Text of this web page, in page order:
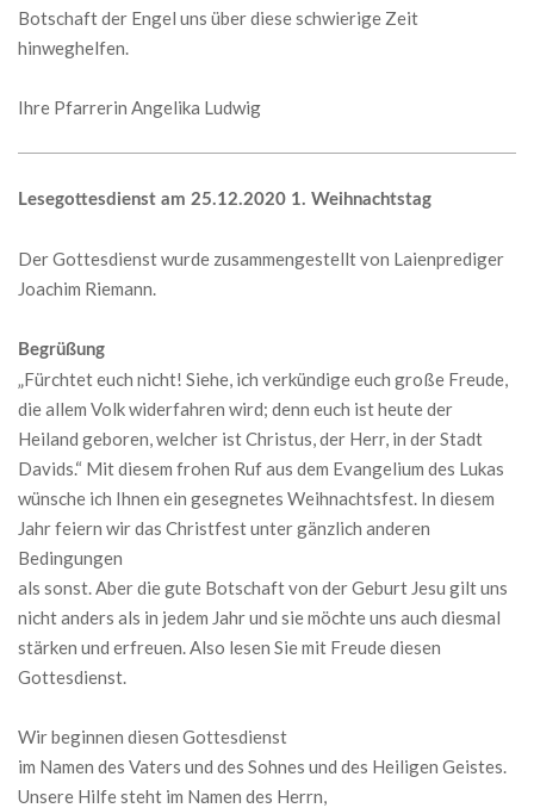
Botschaft der Engel uns über diese schwierige Zeit
hinweghelfen.
Ihre Pfarrerin Angelika Ludwig
Lesegottesdienst am 25.12.2020 1. Weihnachtstag
Der Gottesdienst wurde zusammengestellt von Laienprediger
Joachim Riemann.
Begrüßung
„Fürchtet euch nicht! Siehe, ich verkündige euch große Freude,
die allem Volk widerfahren wird; denn euch ist heute der
Heiland geboren, welcher ist Christus, der Herr, in der Stadt
Davids.“ Mit diesem frohen Ruf aus dem Evangelium des Lukas
wünsche ich Ihnen ein gesegnetes Weihnachtsfest. In diesem
Jahr feiern wir das Christfest unter gänzlich anderen
Bedingungen
als sonst. Aber die gute Botschaft von der Geburt Jesu gilt uns
nicht anders als in jedem Jahr und sie möchte uns auch diesmal
stärken und erfreuen. Also lesen Sie mit Freude diesen
Gottesdienst.
Wir beginnen diesen Gottesdienst
im Namen des Vaters und des Sohnes und des Heiligen Geistes.
Unsere Hilfe steht im Namen des Herrn,